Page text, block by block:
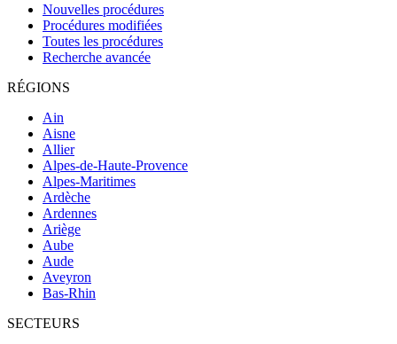
Nouvelles procédures
Procédures modifiées
Toutes les procédures
Recherche avancée
RÉGIONS
Ain
Aisne
Allier
Alpes-de-Haute-Provence
Alpes-Maritimes
Ardèche
Ardennes
Ariège
Aube
Aude
Aveyron
Bas-Rhin
SECTEURS